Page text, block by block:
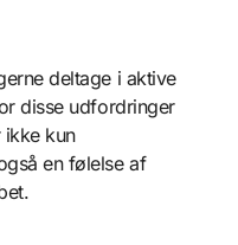
deltage i aktive
disse udfordringer
ikke kun
en følelse af